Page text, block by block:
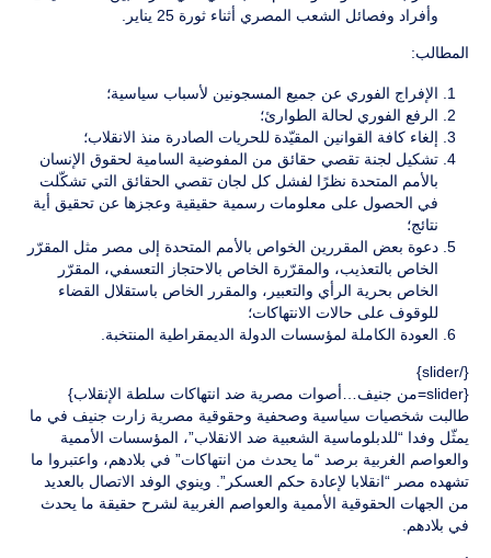
وأفراد وفصائل الشعب المصري أثناء ثورة 25 يناير.
المطالب:
الإفراج الفوري عن جميع المسجونين لأسباب سياسية؛
الرفع الفوري لحالة الطوارئ؛
إلغاء كافة القوانين المقيّدة للحريات الصادرة منذ الانقلاب؛
تشكيل لجنة تقصي حقائق من المفوضية السامية لحقوق الإنسان
بالأمم المتحدة نظرًا لفشل كل لجان تقصي الحقائق التي تشكّلت
في الحصول على معلومات رسمية حقيقية وعجزها عن تحقيق أية
نتائج؛
دعوة بعض المقررين الخواص بالأمم المتحدة إلى مصر مثل المقرّر
الخاص بالتعذيب، والمقرّرة الخاص بالاحتجاز التعسفي، المقرّر
الخاص بحرية الرأي والتعبير، والمقرر الخاص باستقلال القضاء
للوقوف على حالات الانتهاكات؛
العودة الكاملة لمؤسسات الدولة الديمقراطية المنتخبة.
{/slider}
{slider=من جنيف…أصوات مصرية ضد انتهاكات سلطة الإنقلاب}
طالبت شخصيات سياسية وصحفية وحقوقية مصرية زارت جنيف في ما
يمثّل وفدا “للدبلوماسية الشعبية ضد الانقلاب”، المؤسسات الأممية
والعواصم الغربية برصد “ما يحدث من انتهاكات” في بلادهم، واعتبروا ما
تشهده مصر “انقلابا لإعادة حكم العسكر”. وينوي الوفد الاتصال بالعديد
من الجهات الحقوقية الأممية والعواصم الغربية لشرح حقيقة ما يحدث
في بلادهم.